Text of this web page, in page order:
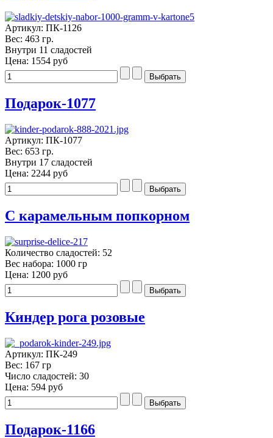
Артикул: ПК-1126
Вес: 463 гр.
Внутри 11 сладостей
Цена: 1554 руб
Подарок-1077
Артикул: ПК-1077
Вес: 653 гр.
Внутри 17 сладостей
Цена: 2244 руб
С карамельным попкорном
Количество сладостей: 52
Вес набора: 1000 гр
Цена: 1200 руб
Киндер рога розовые
Артикул: ПК-249
Вес: 167 гр
Число сладостей: 30
Цена: 594 руб
Подарок-1166